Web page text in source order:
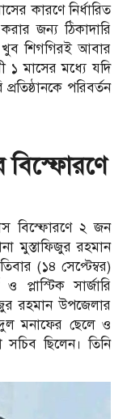
কারণে নির্ধারিত
জন্য ঠিকাদারি
খুব শিগগিরই আবার
মাসের মধ্যে যদি
পরিবর্তন
বিস্ফোরণে
বিস্ফোরণে ২ জন
মুস্তাফিজুর রহমান
(১৪ সেপ্টেম্বর)
প্লাস্টিক সার্জারি
রহমান উপজেলার
মনাফের ছেলে ও
সচিব ছিলেন। তিনি